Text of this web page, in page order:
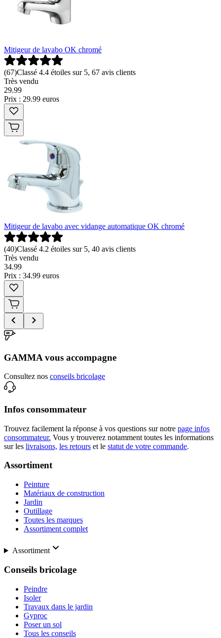
Mitigeur de lavabo OK chromé
(67)Classé 4.4 étoiles sur 5, 67 avis clients
Très vendu
29.99
Prix : 29.99 euros
Mitigeur de lavabo avec vidange automatique OK chromé
(40)Classé 4.2 étoiles sur 5, 40 avis clients
Très vendu
34.99
Prix : 34.99 euros
GAMMA vous accompagne
Consultez nos conseils bricolage
Infos consommateur
Trouvez facilement la réponse à vos questions sur notre page infos
consommateur. Vous y trouverez notamment toutes les informations
sur les livraisons, les retours et le statut de votre commande.
Assortiment
Peinture
Matériaux de construction
Jardin
Outillage
Toutes les marques
Assortiment complet
Assortiment
Conseils bricolage
Peindre
Isoler
Travaux dans le jardin
Gyproc
Poser un sol
Tous les conseils